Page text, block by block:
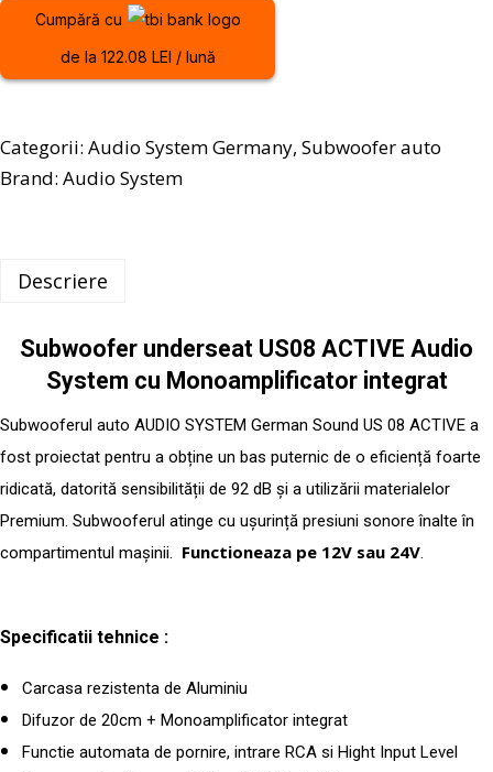
Cumpără cu
de la 122.08 LEI / lună
Categorii: Audio System Germany, Subwoofer auto
Brand: Audio System
Descriere
Subwoofer underseat US08 ACTIVE Audio
System cu Monoamplificator integrat
Subwooferul auto AUDIO SYSTEM German Sound US 08 ACTIVE a
fost proiectat pentru a obține un bas puternic de o eficiență foarte
ridicată, datorită sensibilității de 92 dB și a utilizării materialelor
Premium. Subwooferul atinge cu ușurință presiuni sonore înalte în
compartimentul mașinii. Functioneaza pe 12V sau 24V
Specificatii tehnice :
Carcasa rezistenta de Aluminiu
Difuzor de 20cm + Monoamplificator integrat
Functie automata de pornire, intrare RCA si Hight Input Level